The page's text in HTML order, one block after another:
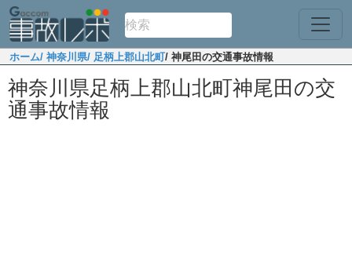
ホーム/ 神奈川県/ 足柄上郡山北町/ 神尾田の交通事故情報
神奈川県足柄上郡山北町神尾田の交
通事故情報